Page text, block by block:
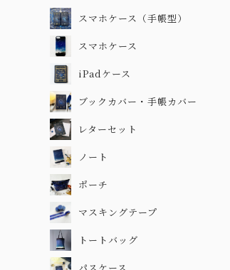
スマホケース（手帳型）
スマホケース
iPadケース
ブックカバー・手帳カバー
レターセット
ノート
ポーチ
マスキングテープ
トートバッグ